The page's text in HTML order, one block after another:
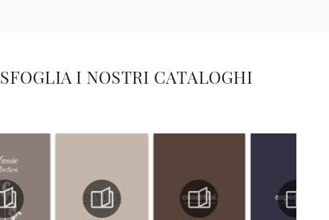
SFOGLIA I NOSTRI CATALOGHI